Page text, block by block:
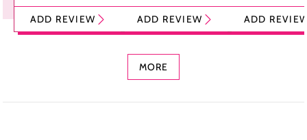
Tint Stick,
Foundation dan
ADD REVIEW
Pelembap Bibir
dengan Aroma
ADD REVIEW
Cream Glossy
Ringan
ADD
MORE